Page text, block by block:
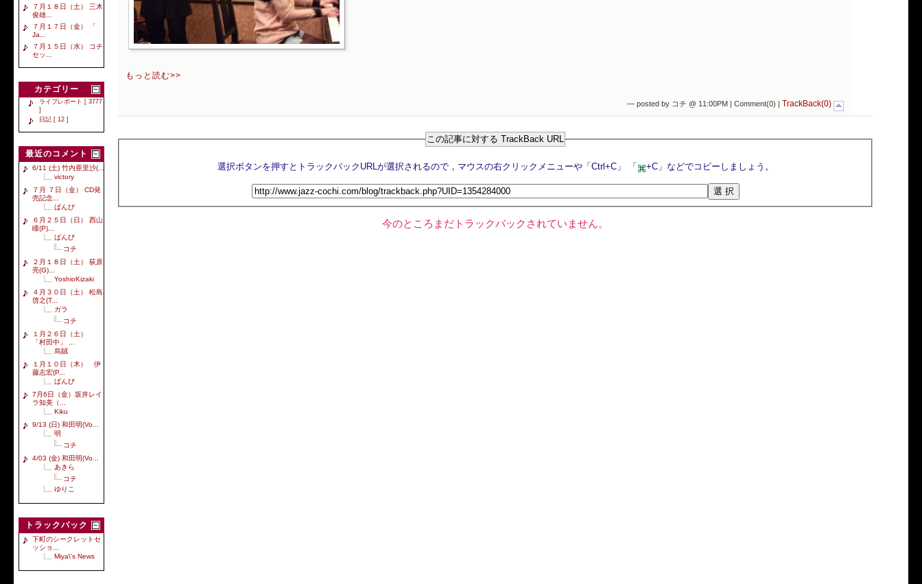
７月１８日（土） 三木
俊雄...
７月１７日（金） 「
Ja...
７月１５日（水） コチ
セッ...
カテゴリー
ライブレポート [ 3777
]
日記 [ 12 ]
最近のコメント
6/11 (土) 竹内亜里沙(...
victory
７月 ７日（金） CD発
売記念...
ばんび
６月２５日（日） 西山
瞳(P)...
ばんび
コチ
２月１８日（土） 荻原
亮(G)...
YoshioKizaki
４月３０日（土） 松島
啓之(T...
ガラ
コチ
１月２６日（土）
「村田中」 ...
烏賊
１月１０日（木） 伊
藤志宏(P...
ばんび
7月6日（金）坂井レイ
ラ知美（...
Kiku
9/13 (日) 和田明(Vo...
明
コチ
4/03 (金) 和田明(Vo...
あきら
コチ
ゆりこ
トラックバック
下町のシークレットセ
ッショ...
Miya\'s News
もっと読む>>
— posted by コチ @ 11:00PM | Comment(0) | TrackBack(0)
この記事に対する TrackBack URL
選択ボタンを押すとトラックバックURLが選択されるので，マウスの右クリックメニューや「Ctrl+C」 「 +C」などでコピーしましょう。
今のところまだトラックバックされていません。